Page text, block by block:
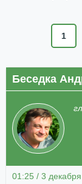
1
Беседка
01:25 / 3